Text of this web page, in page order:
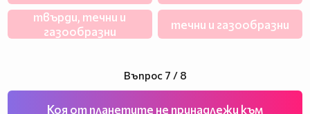
твърди, течни и
газообразни
течни и газообразни
Въпрос 7 / 8
Коя от планетите не принадлежи към